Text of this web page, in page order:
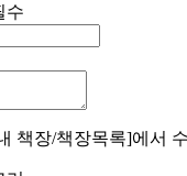
책장/책장목록]에서